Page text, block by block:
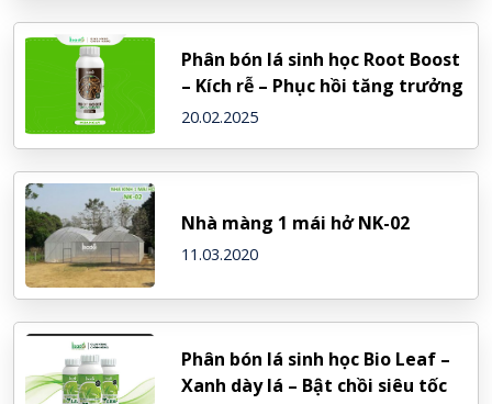
Phân bón lá sinh học Root Boost
– Kích rễ – Phục hồi tăng trưởng
20.02.2025
Nhà màng 1 mái hở NK-02
11.03.2020
Phân bón lá sinh học Bio Leaf –
Xanh dày lá – Bật chồi siêu tốc